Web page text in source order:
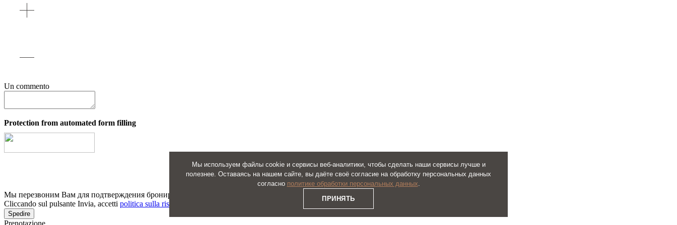
Un commento
Protection from automated form filling
Please type in the symbols shown in the image above*
Мы перезвоним Вам для подтверждения бронирования
Cliccando sul pulsante Invia, accetti politica sulla riservatezza
Spedire
Prenotazione
Мы используем файлы cookie и сервисы веб-аналитики, чтобы сделать наши сервисы лучше и
полезнее. Оставаясь на нашем сайте, вы даёте своё согласие на обработку персональных данных
согласно политике обработки персональных данных.
ПРИНЯТЬ